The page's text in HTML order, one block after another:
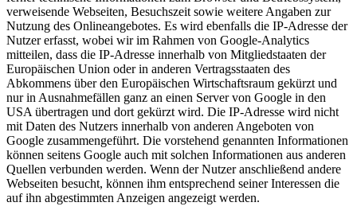
verweisende Webseiten, Besuchszeit sowie weitere Angaben zur
Nutzung des Onlineangebotes. Es wird ebenfalls die IP-Adresse der
Nutzer erfasst, wobei wir im Rahmen von Google-Analytics
mitteilen, dass die IP-Adresse innerhalb von Mitgliedstaaten der
Europäischen Union oder in anderen Vertragsstaaten des
Abkommens über den Europäischen Wirtschaftsraum gekürzt und
nur in Ausnahmefällen ganz an einen Server von Google in den
USA übertragen und dort gekürzt wird. Die IP-Adresse wird nicht
mit Daten des Nutzers innerhalb von anderen Angeboten von
Google zusammengeführt. Die vorstehend genannten Informationen
können seitens Google auch mit solchen Informationen aus anderen
Quellen verbunden werden. Wenn der Nutzer anschließend andere
Webseiten besucht, können ihm entsprechend seiner Interessen die
auf ihn abgestimmten Anzeigen angezeigt werden.